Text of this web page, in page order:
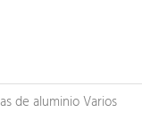
de aluminio Varios